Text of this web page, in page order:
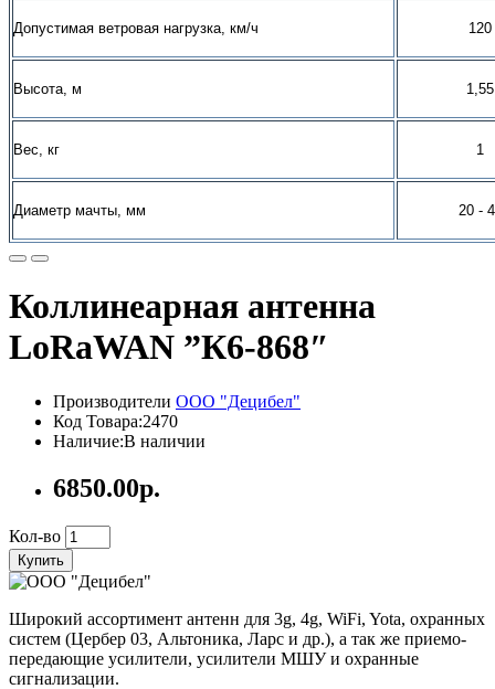
Допустимая ветровая нагрузка, км/ч 120
Высота, м 1,55
Вес, кг 1
Диаметр мачты, мм 20 -
Коллинеарная антенна
LoRaWAN ”К6-868″
Производители ООО "Децибел"
Код Товара:2470
Наличие:В наличии
6850.00р.
Кол-во
Купить
Широкий ассортимент антенн для 3g, 4g, WiFi, Yota, охранных
систем (Цербер 03, Альтоника, Ларс и др.), а так же приемо-
передающие усилители, усилители МШУ и охранные
сигнализации.